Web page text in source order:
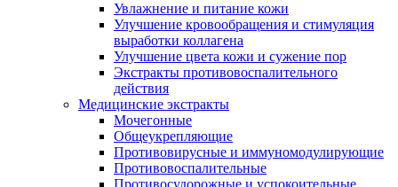
Увлажнение и питание кожи
Улучшение кровообращения и стимуляция
выработки коллагена
Улучшение цвета кожи и сужение пор
Экстракты противовоспалительного
действия
Медицинские экстракты
Мочегонные
Общеукрепляющие
Противовирусные и иммуномодулирующие
Противовоспалительные
Противосудорожные и успокоительные